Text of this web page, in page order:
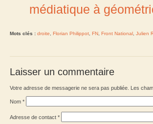
médiatique à
Mots clés : droite Florian Philippot FN Front National Julien
Laisser un commentaire
Votre adresse de messagerie ne sera pas publiée. Les
Nom *
Adresse de contact *